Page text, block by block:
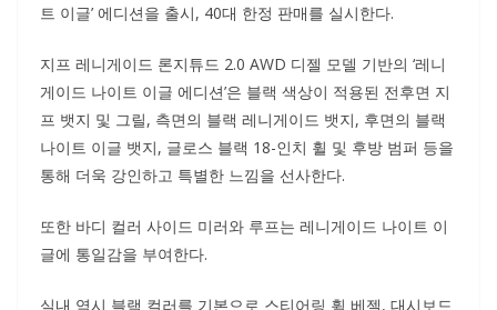
트 이글’ 에디션을 출시, 40대 한정 판매를 실시한다.
지프 레니게이드 론지튜드 2.0 AWD 디젤 모델 기반의 ‘레니
게이드 나이트 이글 에디션’은 블랙 색상이 적용된 전후면 지
프 뱃지 및 그릴, 측면의 블랙 레니게이드 뱃지, 후면의 블랙
나이트 이글 뱃지, 글로스 블랙 18-인치 휠 및 후방 범퍼 등을
통해 더욱 강인하고 특별한 느낌을 선사한다.
또한 바디 컬러 사이드 미러와 루프는 레니게이드 나이트 이
글에 통일감을 부여한다.
실내 역시 블랙 컬러를 기본으로 스티어링 휠 베젤, 대시보드